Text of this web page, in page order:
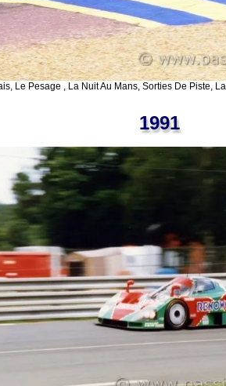
Le Pesage , La Nuit Au Mans, Sorties De Piste,
1991